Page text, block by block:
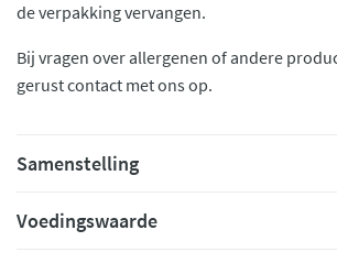
de verpakking vervangen.
Bij vragen over allergenen of andere
gerust contact met ons op.
Samenstelling
Voedingswaarde